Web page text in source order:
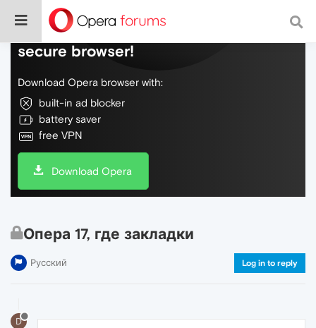
Do more on the web, with a fast and
secure browser!
Download Opera browser with:
built-in ad blocker
battery saver
free VPN
Download Opera
Опера 17, где закладки
Русский Log in to reply
D